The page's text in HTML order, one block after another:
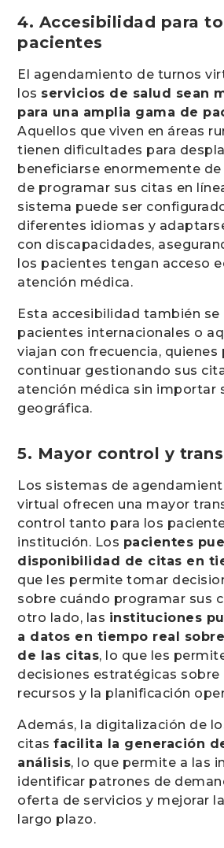
4. Accesibilidad para
pacientes
El agendamiento de turnos
los servicios de salud sean
para una amplia gama de
Aquellos que viven en áreas
tienen dificultades para
beneficiarse enormemente
de programar sus citas en
sistema puede ser
diferentes idiomas y
con discapacidades,
los pacientes tengan acceso
atención médica.
Esta accesibilidad también se
pacientes internacionales o
viajan con frecuencia, quienes
continuar gestionando sus
atención médica sin importar
geográfica.
5. Mayor control y
Los sistemas de
virtual ofrecen una mayor
control tanto para los
institución. Los pacientes
disponibilidad de citas en
que les permite tomar
sobre cuándo programar sus
otro lado, las instituciones
a datos en tiempo real
de las citas, lo que les
decisiones estratégicas sobre
recursos y la planificación
Además, la digitalización de
citasfacilita la generación
análisis, lo que permite a las
identificar patrones de
oferta de servicios y mejorar
largo plazo.